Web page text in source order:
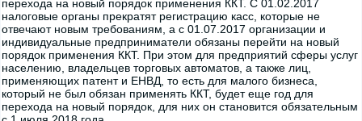
перехода на новый порядок применения ККТ. С 01.02.2017
налоговые органы прекратят регистрацию касс, которые не
отвечают новым требованиям, а с 01.07.2017 организации и
индивидуальные предприниматели обязаны перейти на новый
порядок применения ККТ. При этом для предприятий сферы услуг
населению, владельцев торговых автоматов, а также лиц,
применяющих патент и ЕНВД, то есть для малого бизнеса,
который не был обязан применять ККТ, будет еще год для
перехода на новый порядок, для них он становится обязательным